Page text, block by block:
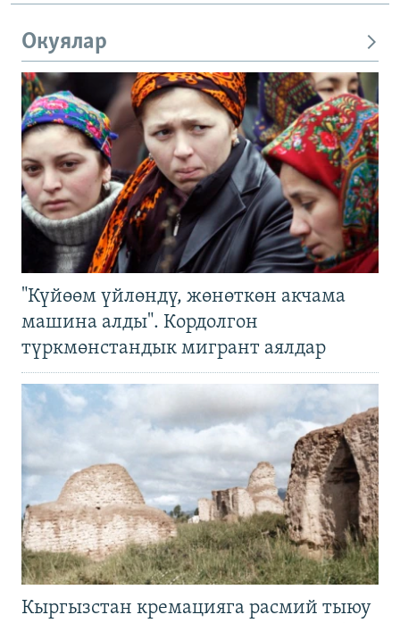
Окуялар
"Күйөөм үйлөндү, жөнөткөн акчама
машина алды". Кордолгон
түркмөнстандык мигрант аялдар
Кыргызстан кремацияга расмий тыюу